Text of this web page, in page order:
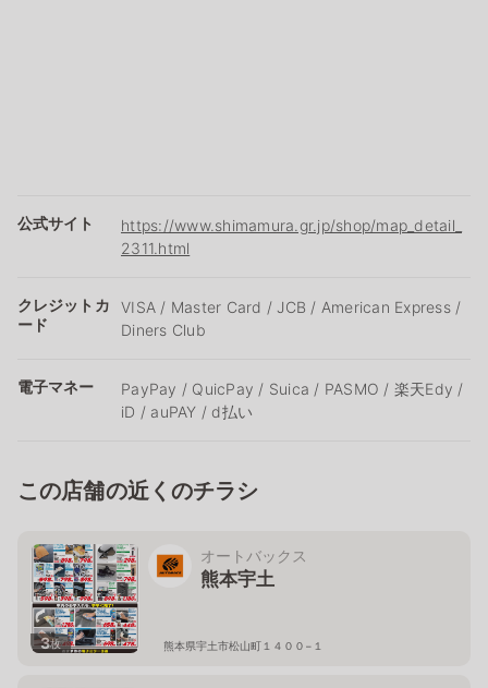
公式サイト
https://www.shimamura.gr.jp/shop/map_detail_
2311.html
クレジットカ
ード
VISA / Master Card / JCB / American Express /
Diners Club
電子マネー
PayPay / QuicPay / Suica / PASMO / 楽天Edy /
iD / auPAY / d払い
この店舗の近くのチラシ
3枚
オートバックス
熊本宇土
熊本県宇土市松山町１４００−１